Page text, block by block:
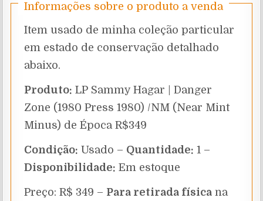
Informações sobre o produto a venda
Item usado de minha coleção particular
em estado de conservação detalhado
abaixo.
Produto: LP Sammy Hagar | Danger
Zone (1980 Press 1980) /NM (Near Mint
Minus) de Época R$349
Condição: Usado – Quantidade: 1 –
Disponibilidade: Em estoque
Preço: R$ 349 – Para retirada física na